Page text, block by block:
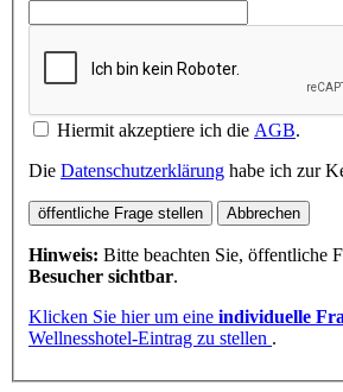
Hiermit akzeptiere ich die AGB.
Die Datenschutzerklärung habe ich zur
öffentliche Frage stellen Abbrechen
Hinweis: Bitte beachten Sie, öffentliche
Besucher sichtbar.
Klicken Sie hier um eine individuelle
Wellnesshotel-Eintrag zu stellen .